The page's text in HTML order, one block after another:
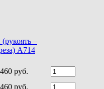
–
A714
руб.
руб.